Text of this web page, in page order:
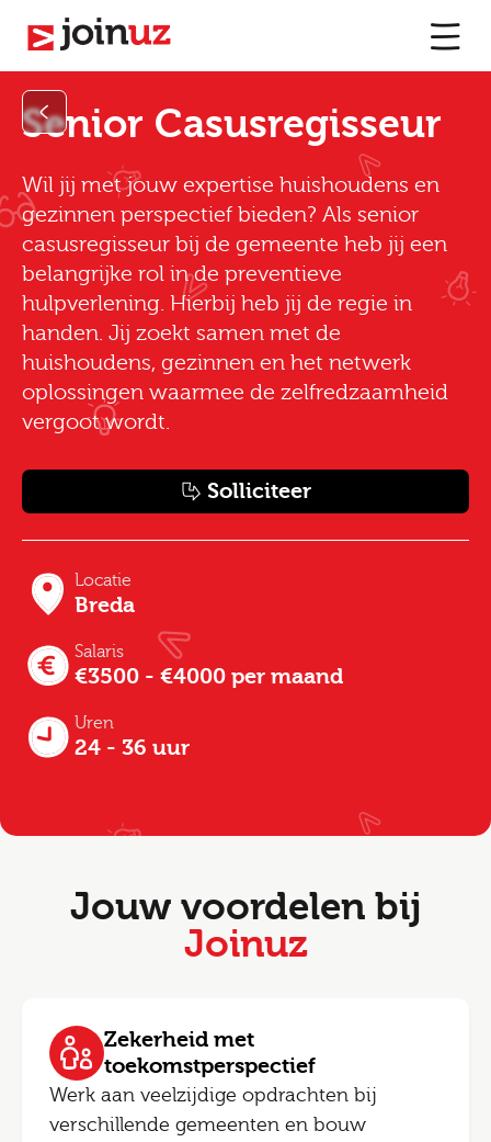
Senior Casusregisseur
Wil jij met jouw expertise huishoudens en
gezinnen perspectief bieden? Als senior
casusregisseur bij de gemeente heb jij een
belangrijke rol in de preventieve
hulpverlening. Hierbij heb jij de regie in
handen. Jij zoekt samen met de
huishoudens, gezinnen en het netwerk
oplossingen waarmee de zelfredzaamheid
vergoot wordt.
Solliciteer
Locatie
Breda
Salaris
€3500 - €4000 per maand
Uren
24 - 36 uur
Jouw voordelen bij
Joinuz
Zekerheid met
toekomstperspectief
Werk aan veelzijdige opdrachten bij
verschillende gemeenten en bouw